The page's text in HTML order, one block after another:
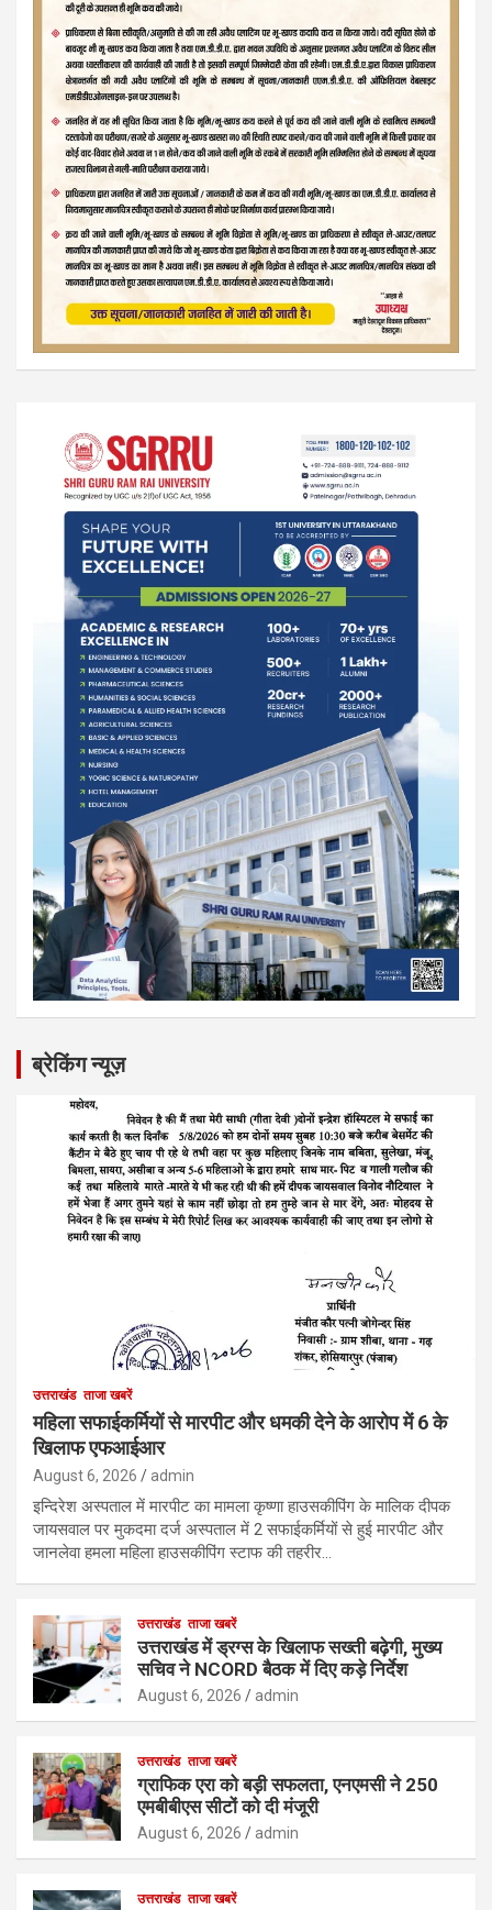
ब्रेकिंग न्यूज़
उत्तराखंड ताजा खबरें
महिला सफाईकर्मियों से मारपीट और धमकी देने के आरोप में 6 के
खिलाफ एफआईआर
August 6, 2026 admin
इन्दिरेश अस्पताल में मारपीट का मामला कृष्णा हाउसकीपिंग के मालिक दीपक
जायसवाल पर मुकदमा दर्ज अस्पताल में 2 सफाईकर्मियों से हुई मारपीट और
जानलेवा हमला महिला हाउसकीपिंग स्टाफ की तहरीर…
उत्तराखंड ताजा खबरें
उत्तराखंड में ड्रग्स के खिलाफ सख्ती बढ़ेगी, मुख्य
सचिव ने NCORD बैठक में दिए कड़े निर्देश
August 6, 2026 admin
उत्तराखंड ताजा खबरें
ग्राफिक एरा को बड़ी सफलता, एनएमसी ने 250
एमबीबीएस सीटों को दी मंजूरी
August 6, 2026 admin
उत्तराखंड ताजा खबरें